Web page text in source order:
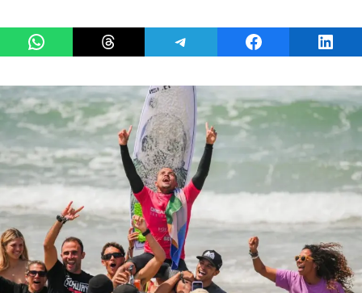
Share on WhatsAppShare on ThreadsShare on TelegramShare on Facebook